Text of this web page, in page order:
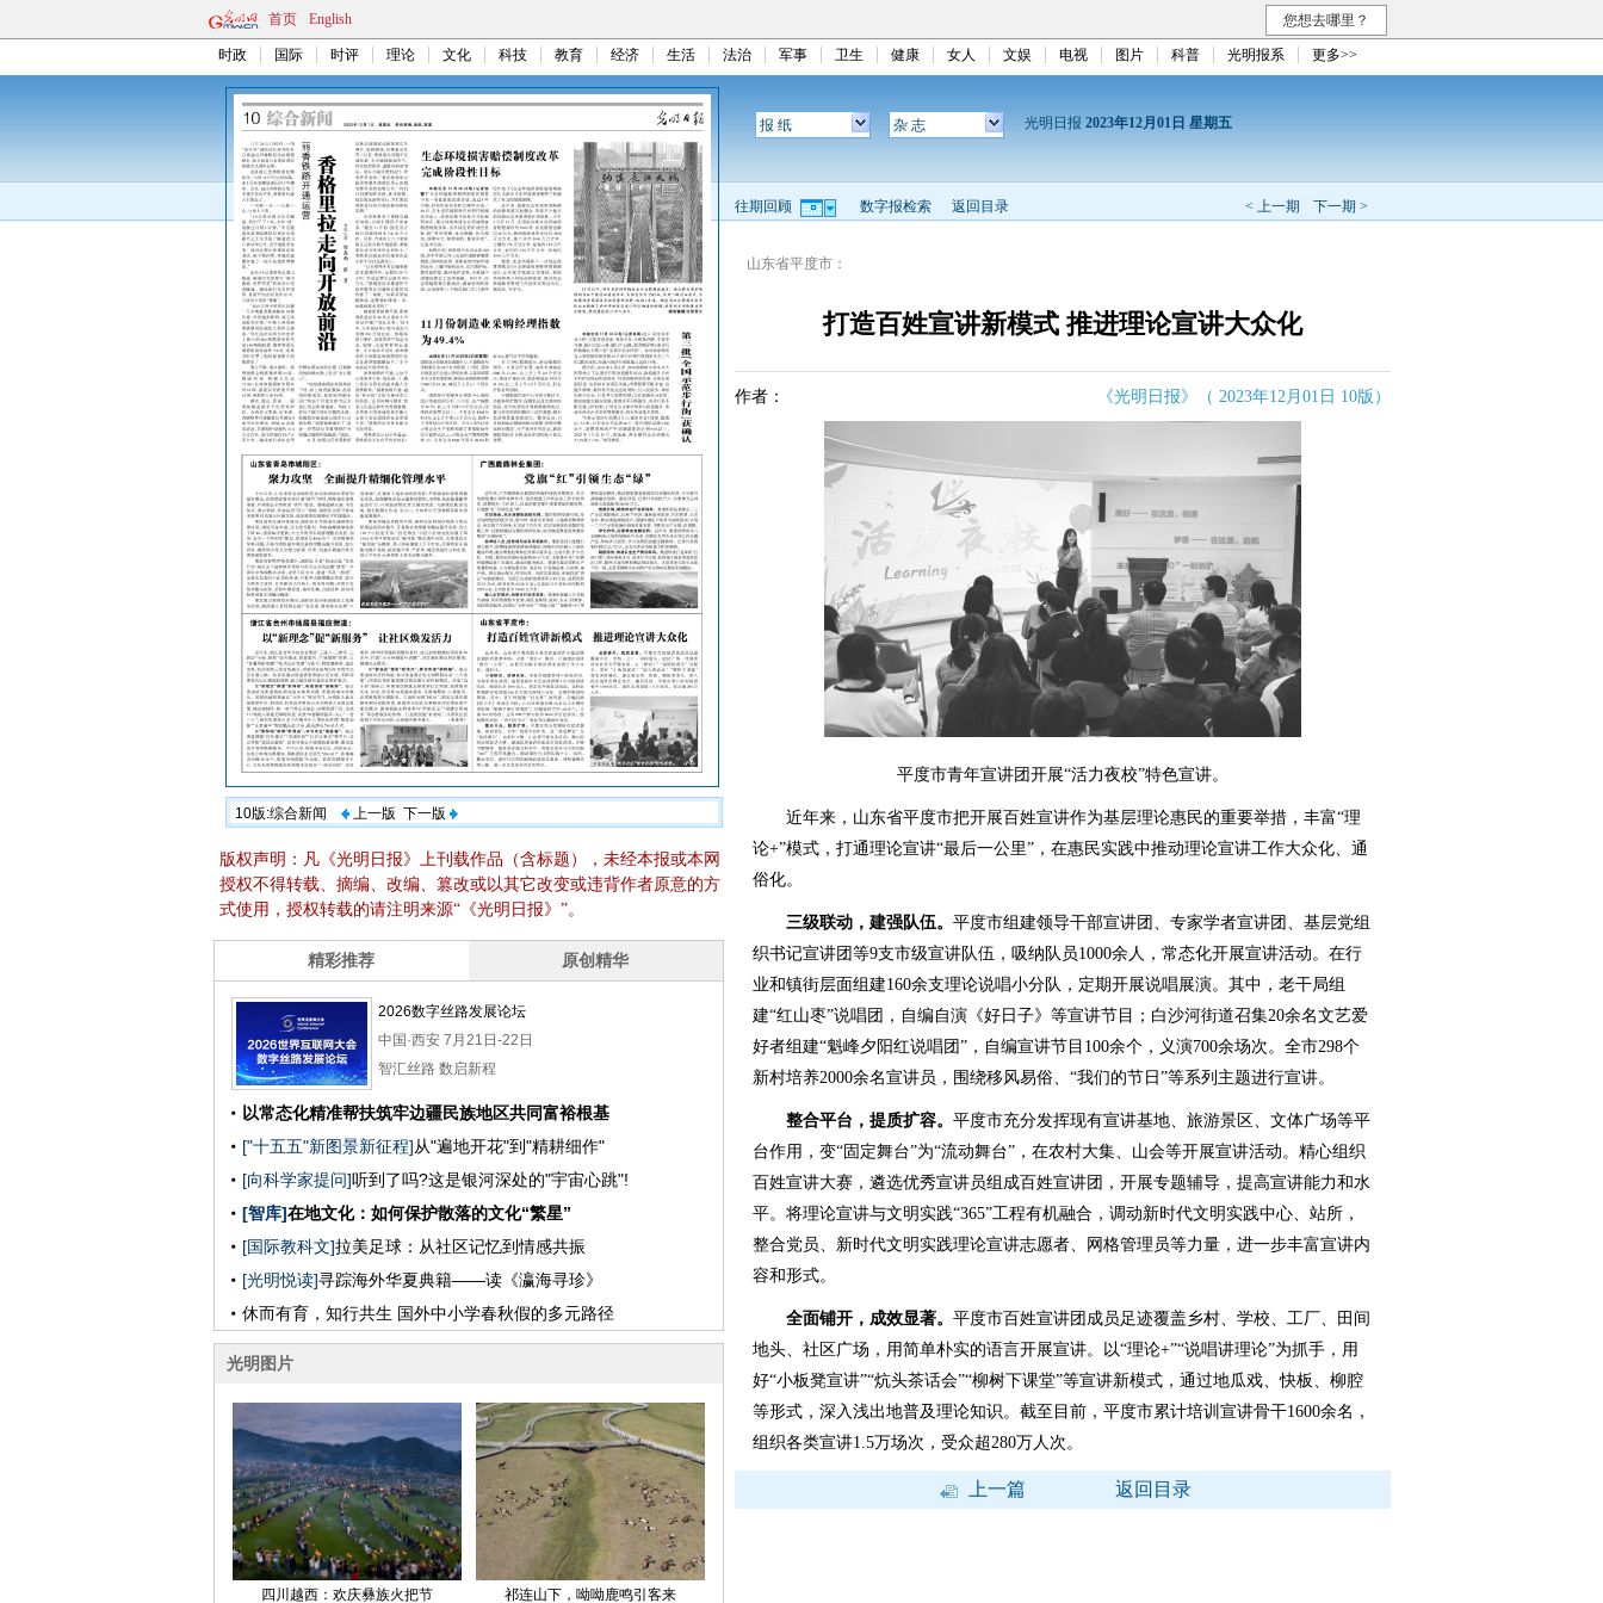
首页 English 您想去哪里？
时政 国际 时评 理论 文化 科技 教育 经济 生活 法治 军事 卫生 健康 女人 文娱 电视 图片 科普 光明报系 更多>>
10版:综合新闻 上一版 下一版
版权声明：凡《光明日报》上刊载作品（含标题），未经本报或本网
授权不得转载、摘编、改编、篡改或以其它改变或违背作者原意的方
式使用，授权转载的请注明来源“《光明日报》”。
报 纸 杂 志 光明日报 2023年12月01日 星期五
< 上一期 下一期 >
往期回顾 数字报检索 返回目录
山东省平度市：
打造百姓宣讲新模式 推进理论宣讲大众化
作者： 《光明日报》（ 2023年12月01日 10版）
平度市青年宣讲团开展“活力夜校”特色宣讲。
近年来，山东省平度市把开展百姓宣讲作为基层理论惠民的重要举措，丰富“理
论+”模式，打通理论宣讲“最后一公里”，在惠民实践中推动理论宣讲工作大众化、通
俗化。
三级联动，建强队伍。 平度市组建领导干部宣讲团、专家学者宣讲团、基层党组
织书记宣讲团等9支市级宣讲队伍，吸纳队员1000余人，常态化开展宣讲活动。在行
业和镇街层面组建160余支理论说唱小分队，定期开展说唱展演。其中，老干局组
建“红山枣”说唱团，自编自演《好日子》等宣讲节目；白沙河街道召集20余名文艺爱
好者组建“魁峰夕阳红说唱团”，自编宣讲节目100余个，义演700余场次。全市298个
新村培养2000余名宣讲员，围绕移风易俗、“我们的节日”等系列主题进行宣讲。
整合平台，提质扩容。 平度市充分发挥现有宣讲基地、旅游景区、文体广场等平
台作用，变“固定舞台”为“流动舞台”，在农村大集、山会等开展宣讲活动。精心组织
百姓宣讲大赛，遴选优秀宣讲员组成百姓宣讲团，开展专题辅导，提高宣讲能力和水
平。将理论宣讲与文明实践“365”工程有机融合，调动新时代文明实践中心、站所，
整合党员、新时代文明实践理论宣讲志愿者、网格管理员等力量，进一步丰富宣讲内
容和形式。
全面铺开，成效显著。 平度市百姓宣讲团成员足迹覆盖乡村、学校、工厂、田间
地头、社区广场，用简单朴实的语言开展宣讲。以“理论+”“说唱讲理论”为抓手，用
好“小板凳宣讲”“炕头茶话会”“柳树下课堂”等宣讲新模式，通过地瓜戏、快板、柳腔
等形式，深入浅出地普及理论知识。截至目前，平度市累计培训宣讲骨干1600余名，
组织各类宣讲1.5万场次，受众超280万人次。
上一篇 返回目录